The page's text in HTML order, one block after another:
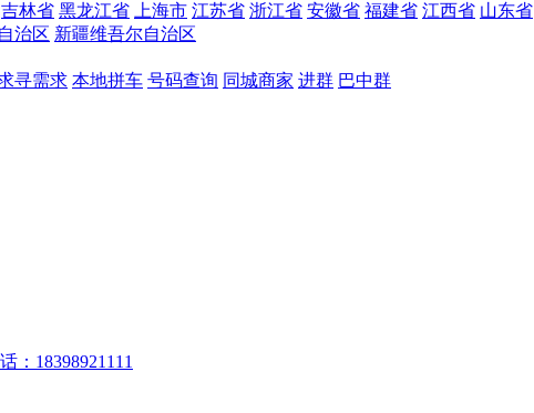
吉林省 黑龙江省 上海市 江苏省 浙江省 安徽省 福建省 江西省 山东省
治区 新疆维吾尔自治区
寻需求 本地拼车 号码查询 同城商家 进群 巴中群
：18398921111